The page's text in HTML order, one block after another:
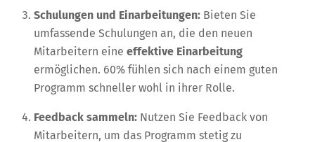
Schulungen und Einarbeitungen: Bieten Sie
umfassende Schulungen an, die den neuen
Mitarbeitern eine effektive Einarbeitung
ermöglichen. 60% fühlen sich nach einem guten
Programm schneller wohl in ihrer Rolle.
Feedback sammeln: Nutzen Sie Feedback von
Mitarbeitern, um das Programm stetig zu